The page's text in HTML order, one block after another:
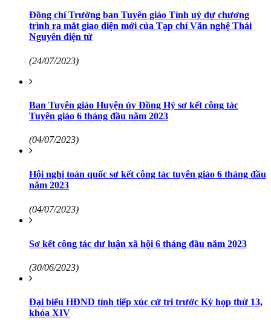
Đồng chí Trưởng ban Tuyên giáo Tỉnh uỷ dự chương
trình ra mắt giao diện mới của Tạp chí Văn nghệ Thái
Nguyên điện tử
(24/07/2023)
Ban Tuyên giáo Huyện ủy Đồng Hỷ sơ kết công tác
Tuyên giáo 6 tháng đầu năm 2023
(04/07/2023)
Hội nghị toàn quốc sơ kết công tác tuyên giáo 6 tháng đầu
năm 2023
(04/07/2023)
Sơ kết công tác dư luận xã hội 6 tháng đầu năm 2023
(30/06/2023)
Đại biểu HĐND tỉnh tiếp xúc cử tri trước Kỳ họp thứ 13,
khóa XIV